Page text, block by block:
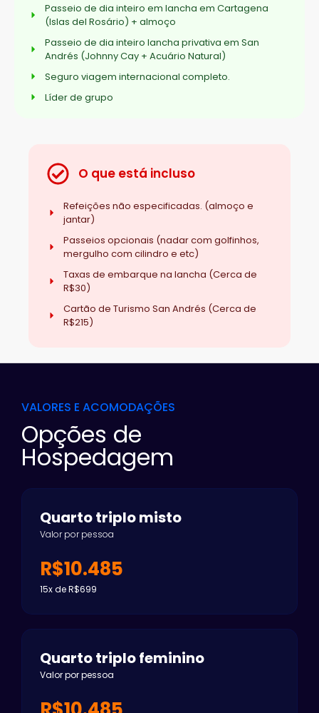
Passeio de dia inteiro em lancha em Cartagena
(Islas del Rosário) + almoço
Passeio de dia inteiro lancha privativa em San
Andrés (Johnny Cay + Acuário Natural)
Seguro viagem internacional completo.
Líder de grupo
O que está incluso
Refeições não especificadas. (almoço e
jantar)
Passeios opcionais (nadar com golfinhos,
mergulho com cilindro e etc)
Taxas de embarque na lancha (Cerca de
R$30)
Cartão de Turismo San Andrés (Cerca de
R$215)
VALORES E ACOMODAÇÕES
Opções de
Hospedagem
Quarto triplo misto
Valor por pessoa
R$10.485
15x de R$699
Quarto triplo feminino
Valor por pessoa